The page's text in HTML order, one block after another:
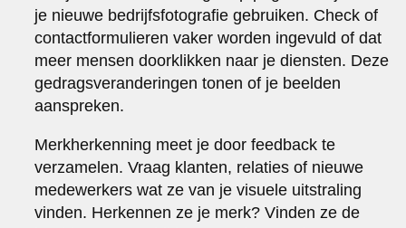
je nieuwe bedrijfsfotografie gebruiken. Check of
contactformulieren vaker worden ingevuld of dat
meer mensen doorklikken naar je diensten. Deze
gedragsveranderingen tonen of je beelden
aanspreken.
Merkherkenning meet je door feedback te
verzamelen. Vraag klanten, relaties of nieuwe
medewerkers wat ze van je visuele uitstraling
vinden. Herkennen ze je merk? Vinden ze de